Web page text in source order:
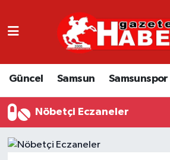
Güncel Samsun Samsunspor
Nöbetçi Eczaneler
GÜNCEL
SAMSUN